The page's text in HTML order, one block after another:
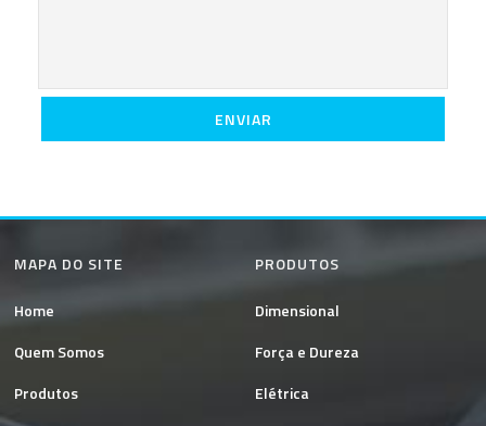
MAPA DO SITE
Home
Quem Somos
Produtos
PRODUTOS
Dimensional
Força e Dureza
Elétrica